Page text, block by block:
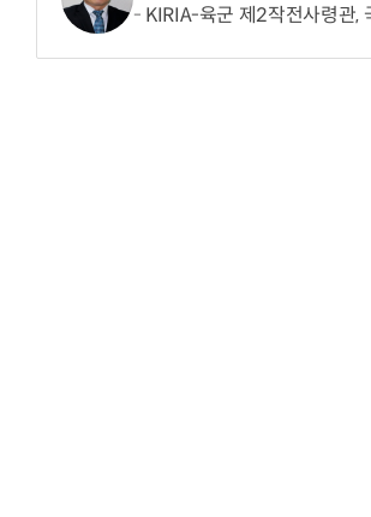
KIRIA-육군 제2작전사령관,